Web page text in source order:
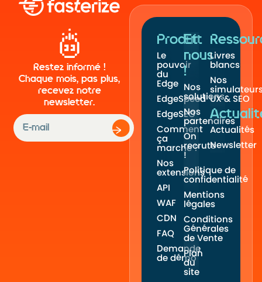
Restez informé !
Chaque mois, pas plus,
recevez notre
newsletter.
Produit
Le
pouvoir
du
Edge
EdgeSpeed
EdgeSEO
Comment
ça
marche ?
Nos
extensions
API
WAF
CDN
FAQ
Demande
de démo
Et
nous
!
Nos
solutions
Nos
partenaires
On
recrute
!
Politique de
confidentialité
Mentions
légales
Conditions
Générales
de Vente
Plan
du
site
Livres
blancs
Nos
UX & SEO
Actualités
Newsletter